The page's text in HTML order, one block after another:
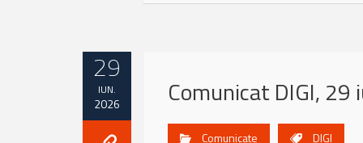
29
IUN.
2026 Comunicat DIGI, 29
Comunicate DIGI